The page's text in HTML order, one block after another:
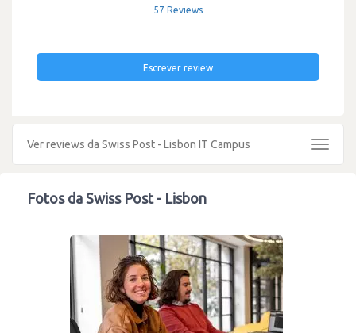
57 Reviews
Escrever review
Ver reviews da Swiss Post - Lisbon IT Campus
Toggle
Fotos da Swiss Post - Lisbon